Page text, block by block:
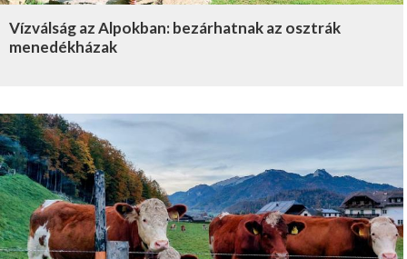
Vízválság az Alpokban: bezárhatnak az osztrák
menedékházak